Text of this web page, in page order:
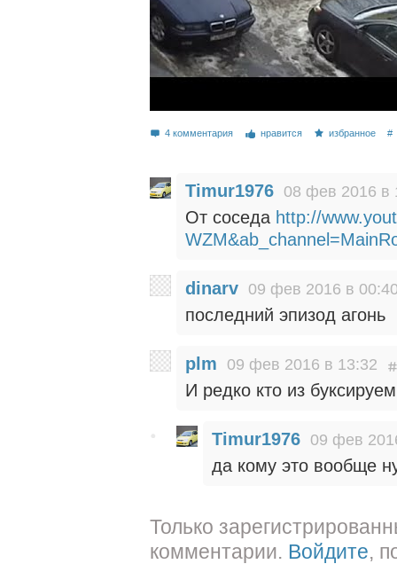
4 комментария нравится избранное #
Timur1976 08 фев 2016 в
От соседа http://
dinarv 09 фев 2016 в
последний эпизод агонь
plm 09 фев 2016 в 13:32
И редко кто из
Timur1976 09 фев
да кому это вообще
Только
комментарии. Войдите,